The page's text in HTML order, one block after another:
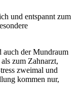
und entspannt zum
auch der Mundraum
zum Zahnarzt,
zweimal und
kommen nur,